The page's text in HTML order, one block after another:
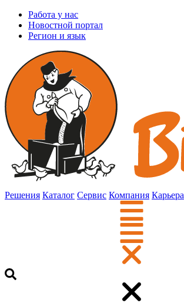
Работа у нас
Новостной портал
Регион и язык
Решения Каталог Сервис Компания Карьера